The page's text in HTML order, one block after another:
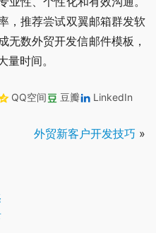
，推荐尝试双翼邮箱群发软
无数外贸开发信邮件模板，
时间。
QQ空间 豆瓣
LinkedIn
外贸新客户开发技巧 »